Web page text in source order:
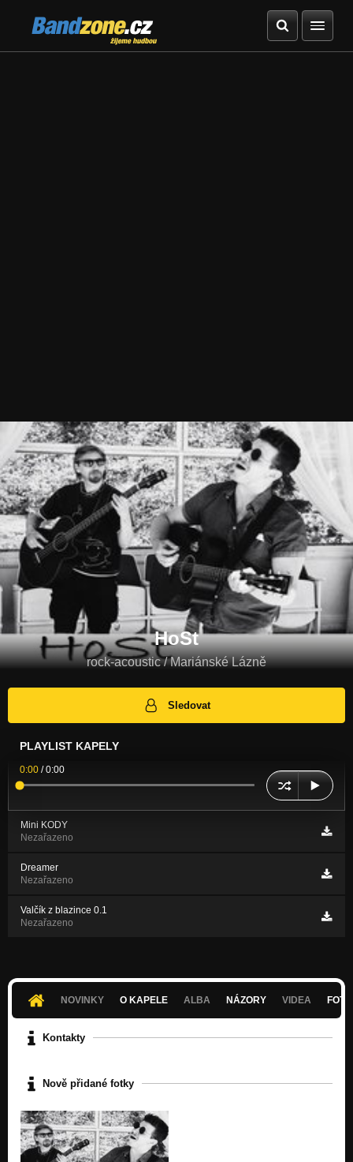
Bandzone.cz
žijeme hudbou
HoSt
rock-acoustic / Mariánské Lázně
Sledovat
PLAYLIST KAPELY
0:00 /0:00
Mini KODY
Nezařazeno
Dreamer
Nezařazeno
Valčík z blazince 0.1
Nezařazeno
NOVINKY O KAPELE ALBA NÁZORY VIDEA
Kontakty
Nově přidané fotky